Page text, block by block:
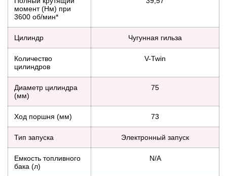
момент (Нм) при
3600 об/мин*
Цилиндр Чугунная гильза
Количество
цилиндров
V-Twin
Диаметр цилиндра
(мм)
75
Ход поршня (мм) 73
Тип запуска Электронный запуск
Емкость топливного
бака (л)
N/A